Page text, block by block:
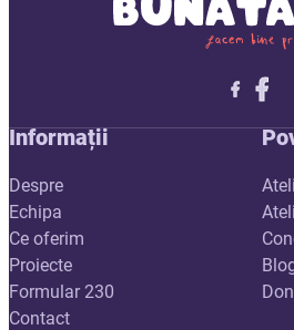
Follow
Informații
Despre
Echipa
Ce oferim
Proiecte
Formular 230
Contact